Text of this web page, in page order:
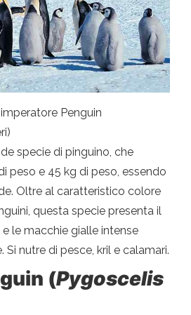
Penguin
specie di pinguino, che
peso e 45 kg di peso, essendo
Oltre al caratteristico colore
questa specie presenta il
le macchie gialle intense
Si nutre di pesce, kril e calamari.
(Pygoscelis